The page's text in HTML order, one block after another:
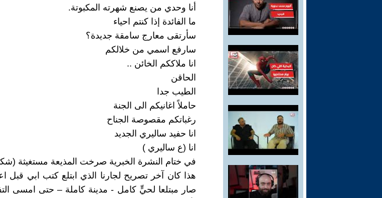
أنا وحدي من يصنع شهرته المكبوتة.
ما الفائدة إذا كنتم احياء
سأرتقى معارج سامقة جديدة؟
سارفع اسمي من خلالكم
انا ملاككم الخائن ..
الحاقن
الطيب جدا
حاملاً اغانيكم الى الجنة
رغباتكم مقصوصة الجناح
انا حفيد ساليري الجديد
انا (ع ساليري )
في ختام النشرة الخبرية صرخت المذيعة مستغيثة
هذا كان آخر تصريح لجارنا الذي ابتلع كتب ابي
صار مبتلعا لحيٍّ كامل - مدينة كاملة – حتى امسى